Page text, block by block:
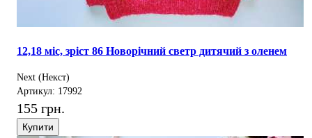
12,18 міс, зріст 86 Новорічний светр дитячий з оленем
Next (Некст)
Артикул: 17992
155 грн.
Купити